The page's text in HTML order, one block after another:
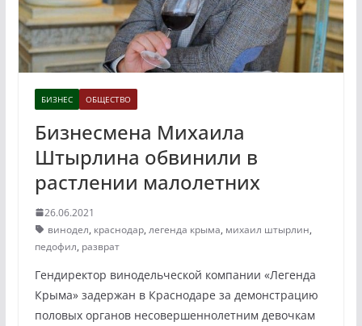
БИЗНЕС ОБЩЕСТВО
Бизнесмена Михаила
Штырлина обвинили в
растлении малолетних
26.06.2021
винодел, краснодар, легенда крыма, михаил штырлин,
педофил, разврат
Гендиректор винодельческой компании «Легенда
Крыма» задержан в Краснодаре за демонстрацию
половых органов несовершеннолетним девочкам